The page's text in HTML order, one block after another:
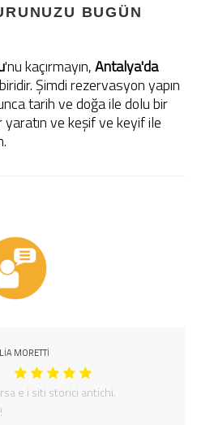
BUGÜN
'nu kaçırmayın,Antalya'da
Şimdi rezervasyon yapın
tarih ve doğa ile dolu bir
yaratın ve keşif ve keyif ile
MORETTI
e i siti storici antichi.